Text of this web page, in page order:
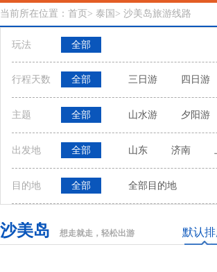
当前所在位置：首页 > 泰国 > 沙美岛旅游线路
玩法 全部
行程天数 全部 三日游 四日游
主题 全部 山水游 夕阳游
出发地 全部 山东 济南
目的地 全部 全部目的地
沙美岛 想走就走，轻松出游 默认